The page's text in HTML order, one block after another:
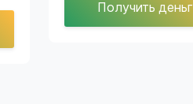
Получить